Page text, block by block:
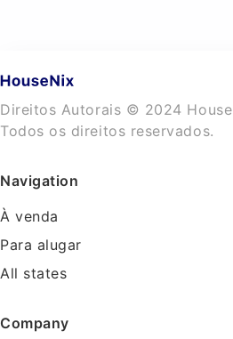
Direitos Autorais © 2024
Todos os direitos reservados.
Navigation
À venda
Para alugar
All states
Company